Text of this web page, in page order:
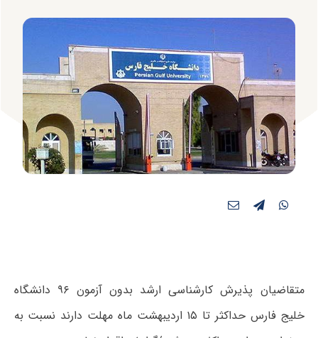
متقاضیان پذیرش کارشناسی ارشد بدون آزمون ۹۶ دانشگاه
خلیج فارس حداکثر تا ۱۵ اردیبهشت ماه مهلت دارند نسبت به